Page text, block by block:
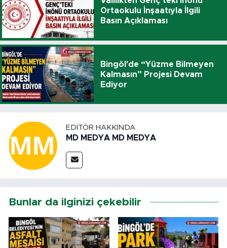
Ortaokulu İnşaatıyla İlgili
Basın Açıklaması
Bingöl'de “Yüzme Bilmeyen
Kalmasın” Projesi Devam
Ediyor
EDITÖR HAKKINDA
MD MEDYA MD MEDYA
Bunlar da ilginizi çekebilir